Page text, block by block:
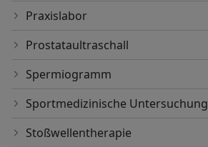
Praxislabor
Prostataultraschall
Spermiogramm
Sportmedizinische Untersuchung
Stoßwellentherapie